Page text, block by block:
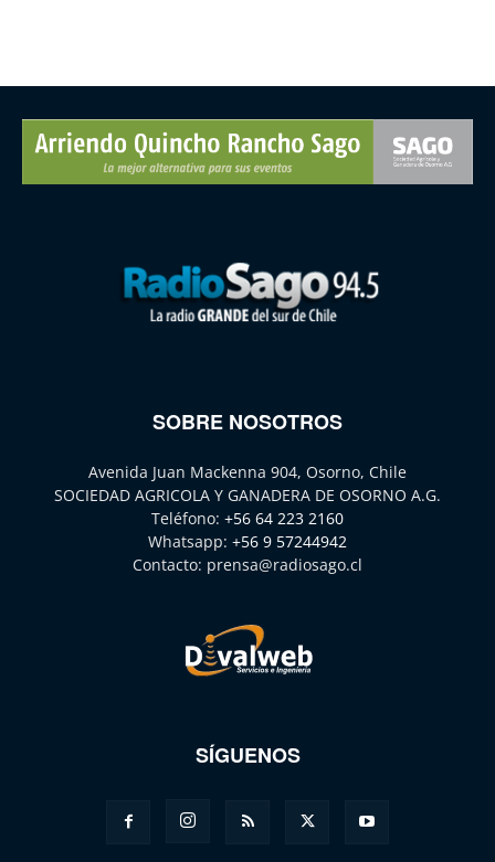
SOBRE NOSOTROS
Avenida Juan Mackenna 904, Osorno, Chile
SOCIEDAD AGRICOLA Y GANADERA DE OSORNO A.G.
Teléfono: +56 64 223 2160
Whatsapp: +56 9 57244942
Contacto: prensa@radiosago.cl
SÍGUENOS